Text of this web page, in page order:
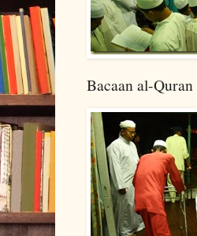
Bacaan al-Quran